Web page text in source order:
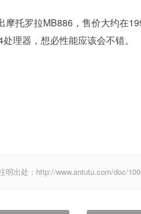
托罗拉MB886，售价大约在
理器，想必性能应该会不错。
明出处：http://www.antutu.com/doc/